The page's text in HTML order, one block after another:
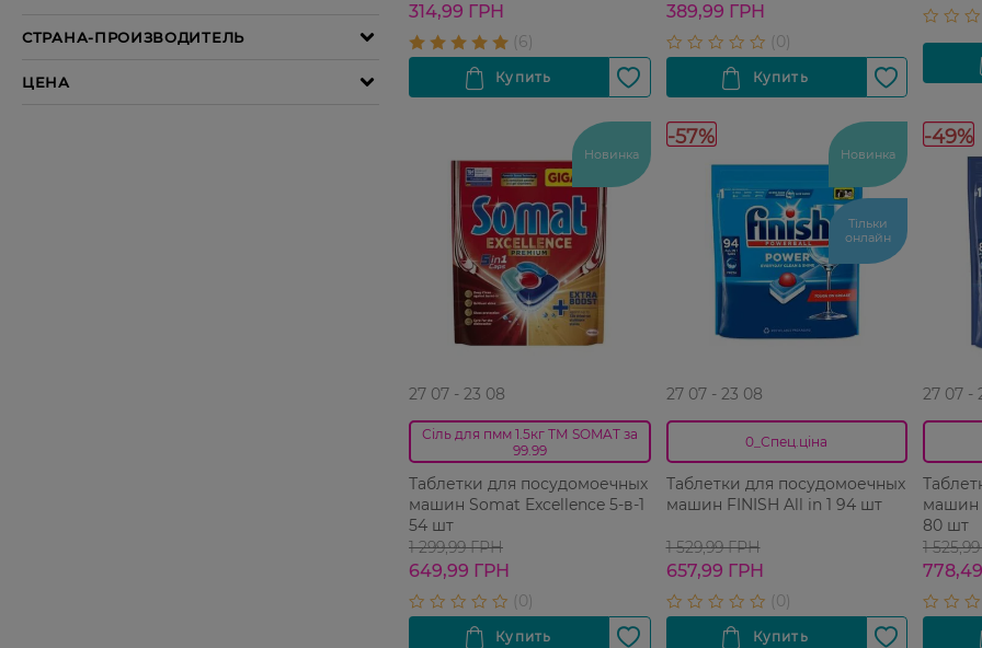
314,99 ГРН 389,99 ГРН
Новинка
27 07 - 23 08
Сіль для пмм 1.5кг ТМ SOMAT за
99.99
Таблетки для посудомоечных
машин Somat Excellence 5-в-1
54 шт
1 299,99 ГРН
649,99 ГРН
-57%
Новинка
Тільки
онлайн
27 07 - 23 08
0_Спец.ціна
Таблетки для посудомоечных
машин FINISH All in 1 94 шт
1 529,99 ГРН
657,99 ГРН
-49%
27 07 -
машин
80 шт
1